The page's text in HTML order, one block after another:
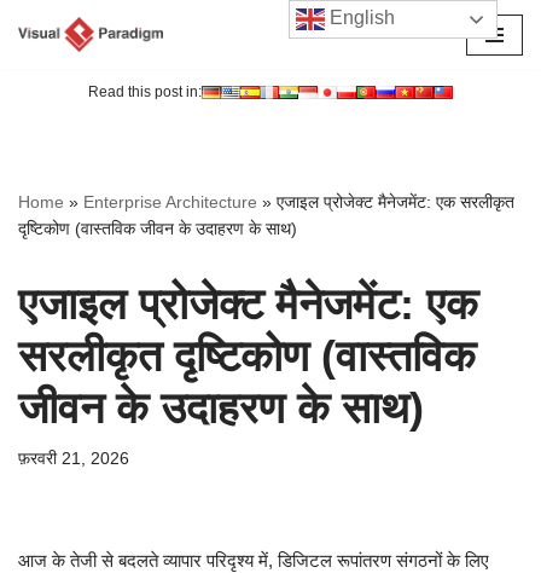
Read this post in:
Home » Enterprise Architecture » एजाइल प्रोजेक्ट मैनेजमेंट: एक सरलीकृत
दृष्टिकोण (वास्तविक जीवन के उदाहरण के साथ)
एजाइल प्रोजेक्ट मैनेजमेंट: एक
सरलीकृत दृष्टिकोण (वास्तविक
जीवन के उदाहरण के साथ)
फ़रवरी 21, 2026
आज के तेजी से बदलते व्यापार परिदृश्य में, डिजिटल रूपांतरण संगठनों के लिए
English